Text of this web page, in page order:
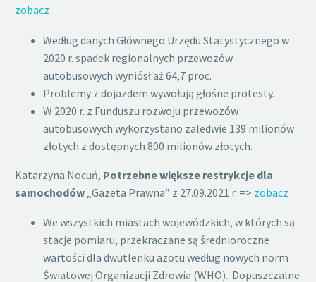
zobacz
Według danych Głównego Urzędu Statystycznego w
2020 r. spadek regionalnych przewozów
autobusowych wyniósł aż 64,7 proc.
Problemy z dojazdem wywołują głośne protesty.
W 2020 r. z Funduszu rozwoju przewozów
autobusowych wykorzystano zaledwie 139 milionów
złotych z dostępnych 800 milionów złotych.
Katarzyna Nocuń, Potrzebne większe restrykcje dla
samochodów „Gazeta Prawna” z 27.09.2021 r. => zobacz
We wszystkich miastach wojewódzkich, w których są
stacje pomiaru, przekraczane są średnioroczne
wartości dla dwutlenku azotu według nowych norm
Światowej Organizacji Zdrowia (WHO). Dopuszczalne